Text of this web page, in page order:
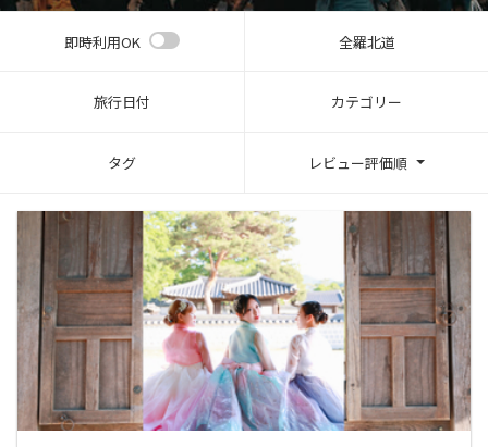
即時利用OK 全羅北道
旅行日付 カテゴリー
タグ レビュー評価順